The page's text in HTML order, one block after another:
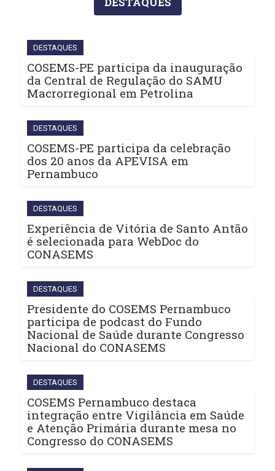
DESTAQUES
COSEMS-PE participa da inauguração
da Central de Regulação do SAMU
Macrorregional em Petrolina
DESTAQUES
COSEMS-PE participa da celebração
dos 20 anos da APEVISA em
Pernambuco
DESTAQUES
Experiência de Vitória de Santo Antão
é selecionada para WebDoc do
CONASEMS
DESTAQUES
Presidente do COSEMS Pernambuco
participa de podcast do Fundo
Nacional de Saúde durante Congresso
Nacional do CONASEMS
DESTAQUES
COSEMS Pernambuco destaca
integração entre Vigilância em Saúde
e Atenção Primária durante mesa no
Congresso do CONASEMS